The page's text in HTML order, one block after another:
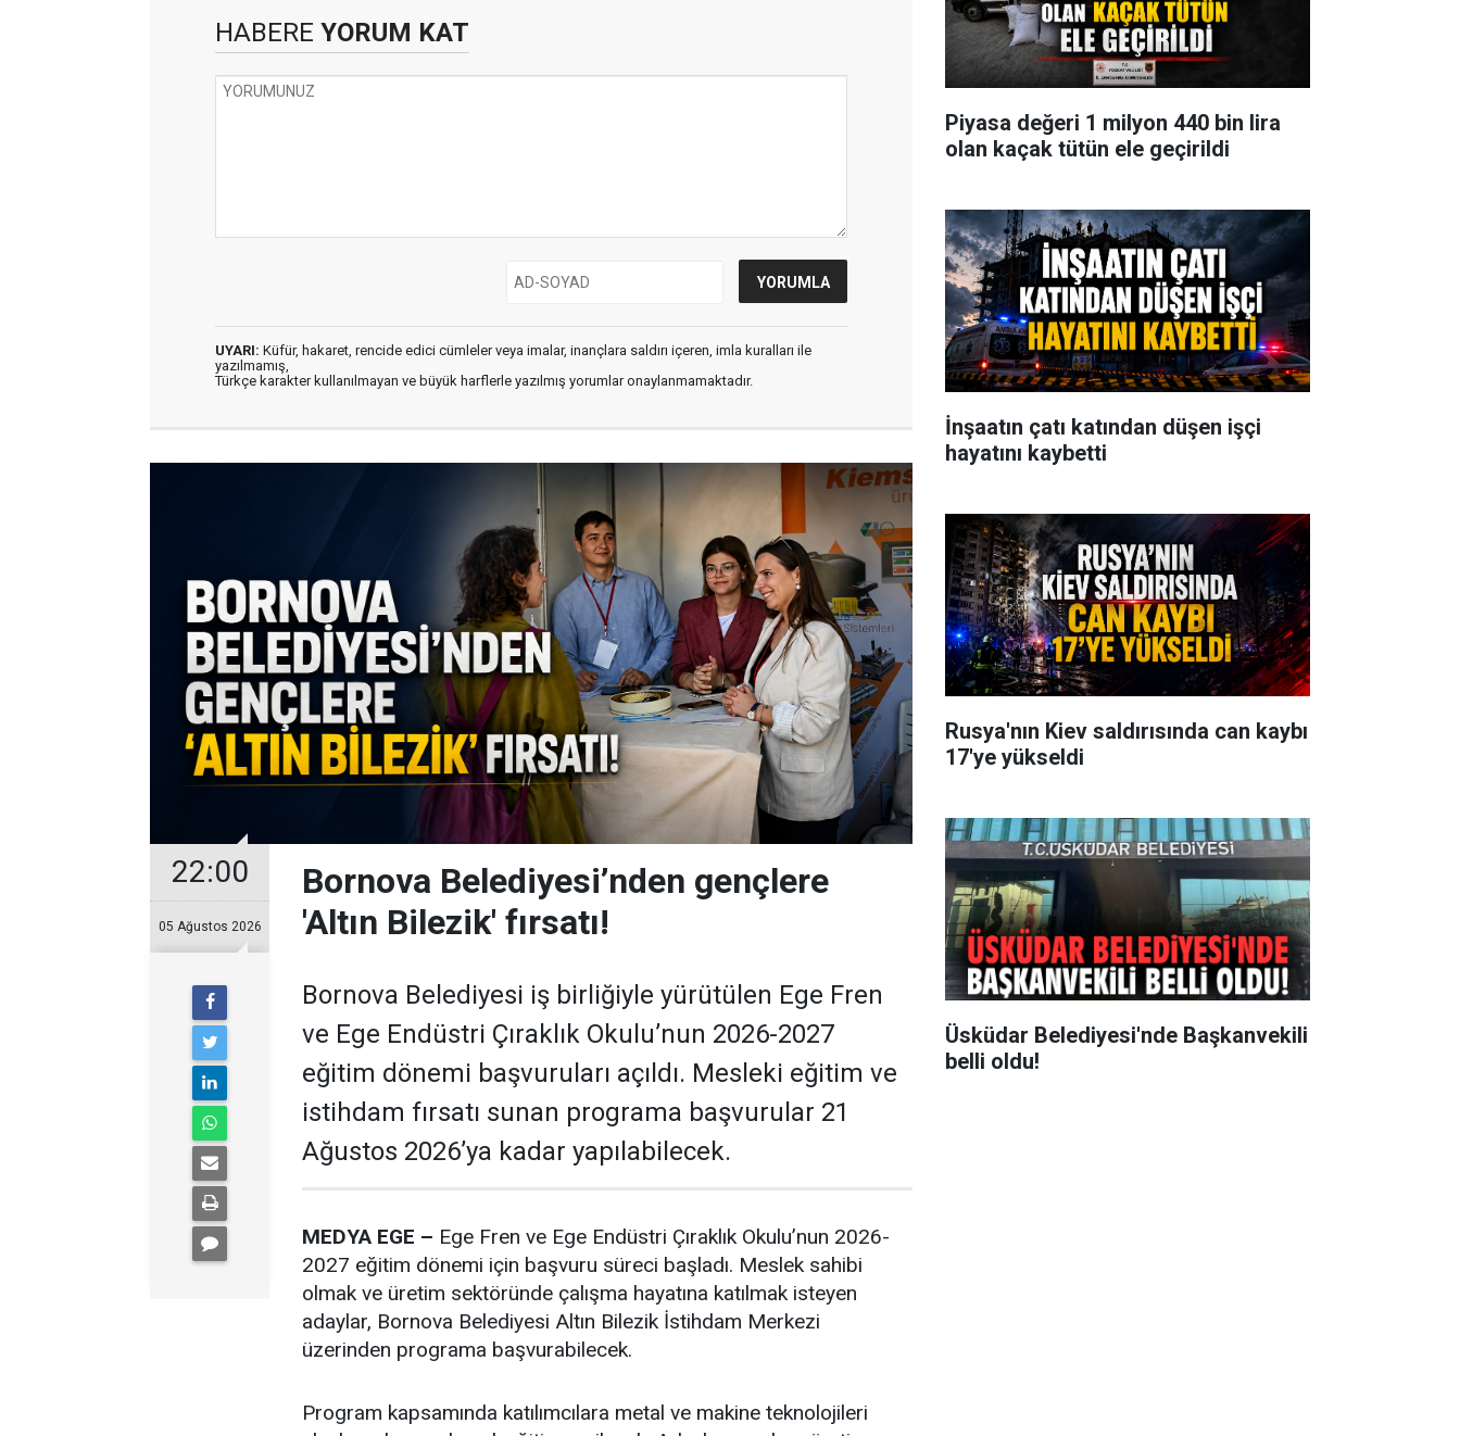
HABERE YORUM KAT
UYARI: Küfür, hakaret, rencide edici cümleler veya imalar, inançlara saldırı içeren, imla kuralları ile
yazılmamış,
Türkçe karakter kullanılmayan ve büyük harflerle yazılmış yorumlar onaylanmamaktadır.
22:00
05 Ağustos 2026
Bornova Belediyesi’nden gençlere
'Altın Bilezik' fırsatı!
Bornova Belediyesi iş birliğiyle yürütülen Ege Fren
ve Ege Endüstri Çıraklık Okulu’nun 2026-2027
eğitim dönemi başvuruları açıldı. Mesleki eğitim ve
istihdam fırsatı sunan programa başvurular 21
Ağustos 2026’ya kadar yapılabilecek.
MEDYA EGE – Ege Fren ve Ege Endüstri Çıraklık Okulu’nun 2026-
2027 eğitim dönemi için başvuru süreci başladı. Meslek sahibi
olmak ve üretim sektöründe çalışma hayatına katılmak isteyen
adaylar, Bornova Belediyesi Altın Bilezik İstihdam Merkezi
üzerinden programa başvurabilecek.
Program kapsamında katılımcılara metal ve makine teknolojileri
Piyasa değeri 1 milyon 440 bin lira
olan kaçak tütün ele geçirildi
İnşaatın çatı katından düşen işçi
hayatını kaybetti
Rusya'nın Kiev saldırısında can kaybı
17'ye yükseldi
Üsküdar Belediyesi'nde Başkanvekili
belli oldu!